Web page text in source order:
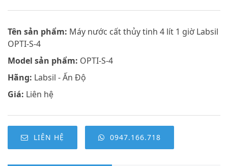
Tên sản phẩm: Máy nước cất thủy tinh 4 lít 1 giờ Labsil
OPTI-S-4
Model sản phẩm: OPTI-S-4
Hãng: Labsil - Ấn Độ
Giá: Liên hệ
LIÊN HỆ 0947.166.718